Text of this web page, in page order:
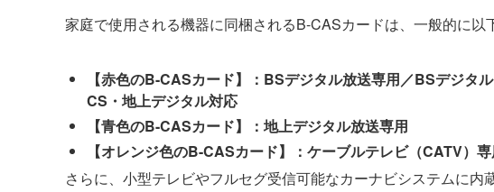
家庭で使用される機器に同梱されるB-CASカードは、一般的に以
【赤色のB-CASカード】：BSデジタル放送専用／BSデジタ
CS・地上デジタル対応
【青色のB-CASカード】：地上デジタル放送専用
【オレンジ色のB-CASカード】：ケーブルテレビ（CATV）
さらに、小型テレビやフルセグ受信可能なカーナビシステムに内